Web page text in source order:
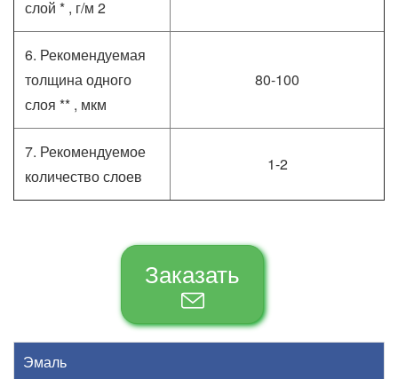
слой * , г/м 2
6. Рекомендуемая
толщина одного
слоя ** , мкм
80-100
7. Рекомендуемое
количество слоев
1-2
Заказать
Эмаль